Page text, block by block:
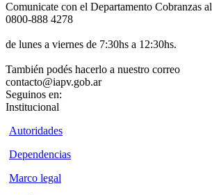
Comunicate con el Departamento Cobranzas al
0800-888 4278
de lunes a viernes de 7:30hs a 12:30hs.
También podés hacerlo a nuestro correo
contacto@iapv.gob.ar
Seguinos en:
Institucional
Autoridades
Dependencias
Marco legal